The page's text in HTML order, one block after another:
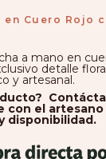
Cuero Rojo
a mano en
detalle
y artesanal.
con el
disponibilidad.